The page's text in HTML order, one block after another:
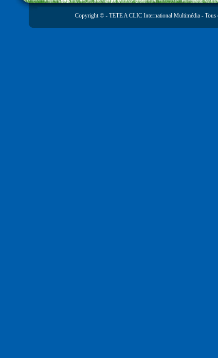
Copyright © - TETE A CLIC International Multimédia - Tous